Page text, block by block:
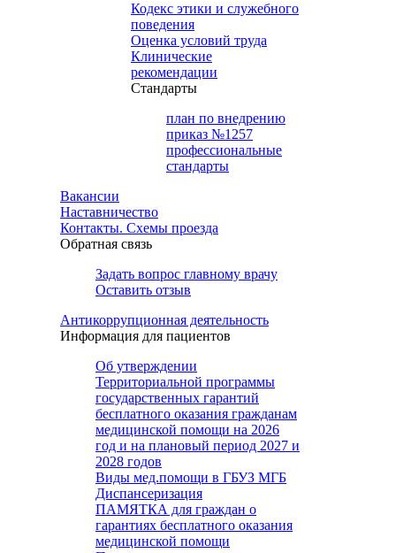
Кодекс этики и служебного
поведения
Оценка условий труда
Клинические
рекомендации
Cтандарты
план по внедрению
приказ №1257
профессиональные
стандарты
Вакансии
Наставничество
Контакты. Схемы проезда
Обратная связь
Задать вопрос главному врачу
Оставить отзыв
Антикоррупционная деятельность
Информация для пациентов
Об утверждении
Территориальной программы
государственных гарантий
бесплатного оказания гражданам
медицинской помощи на 2026
год и на плановый период 2027 и
2028 годов
Виды мед.помощи в ГБУЗ МГБ
Диспансеризация
ПАМЯТКА для граждан о
гарантиях бесплатного оказания
медицинской помощи